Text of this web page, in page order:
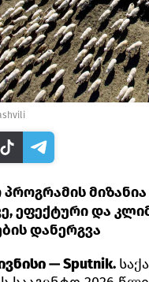
ეფექტური და
დანერგვა
— Sputnik.